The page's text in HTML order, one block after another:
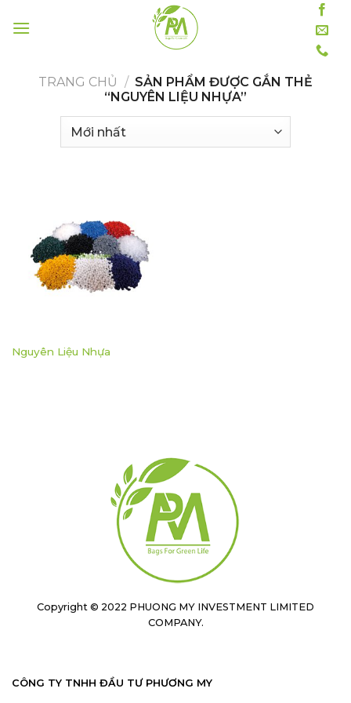
TRANG CHỦ / SẢN PHẨM ĐƯỢC GẮN THẺ
“NGUYÊN LIỆU NHỰA”
Nguyên Liệu Nhựa
Copyright © 2022 PHUONG MY INVESTMENT LIMITED
COMPANY.
CÔNG TY TNHH ĐẦU TƯ PHƯƠNG MY